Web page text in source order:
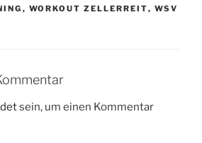
, WORKOUT ZELLERREIT, WSV
sein, um einen Kommentar